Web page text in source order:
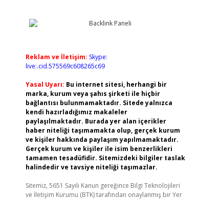
Reklam ve İletişim: Skype:
live:.cid.575569c608265c69
Yasal Uyarı: Bu internet sitesi, herhangi bir
marka, kurum veya şahıs şirketi ile hiçbir
bağlantısı bulunmamaktadır. Sitede yalnızca
kendi hazırladığımız makaleler
paylaşılmaktadır. Burada yer alan içerikler
haber niteliği taşımamakta olup, gerçek kurum
ve kişiler hakkında paylaşım yapılmamaktadır.
Gerçek kurum ve kişiler ile isim benzerlikleri
tamamen tesadüfidir. Sitemizdeki bilgiler taslak
halindedir ve tavsiye niteliği taşımazlar.
Sitemiz, 5651 Sayılı Kanun gereğince Bilgi Teknolojileri
ve İletişim Kurumu (BTK) tarafından onaylanmış bir Yer